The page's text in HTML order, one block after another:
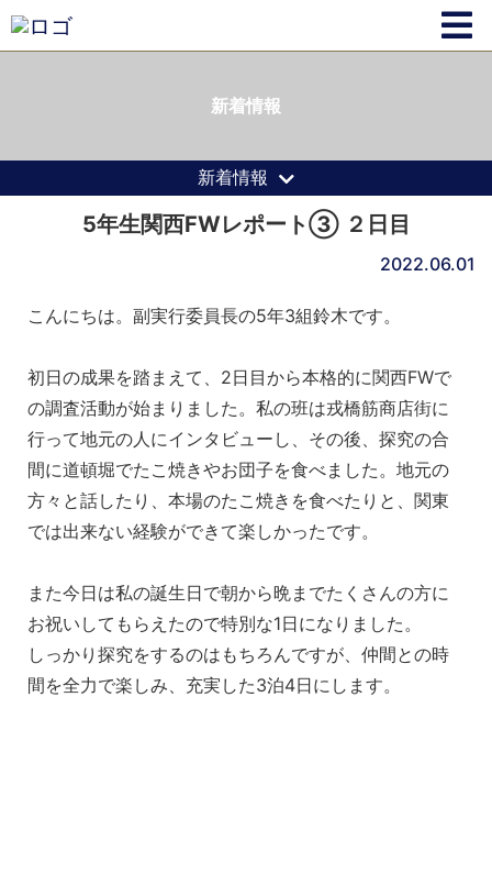
新着情報
新着情報
5年生関西FWレポート③ ２日目
2022.06.01
こんにちは。副実行委員長の5年3組鈴木です。
初日の成果を踏まえて、2日目から本格的に関西FWで
の調査活動が始まりました。私の班は戎橋筋商店街に
行って地元の人にインタビューし、その後、探究の合
間に道頓堀でたこ焼きやお団子を食べました。地元の
方々と話したり、本場のたこ焼きを食べたりと、関東
では出来ない経験ができて楽しかったです。
また今日は私の誕生日で朝から晩までたくさんの方に
お祝いしてもらえたので特別な1日になりました。
しっかり探究をするのはもちろんですが、仲間との時
間を全力で楽しみ、充実した3泊4日にしま す。